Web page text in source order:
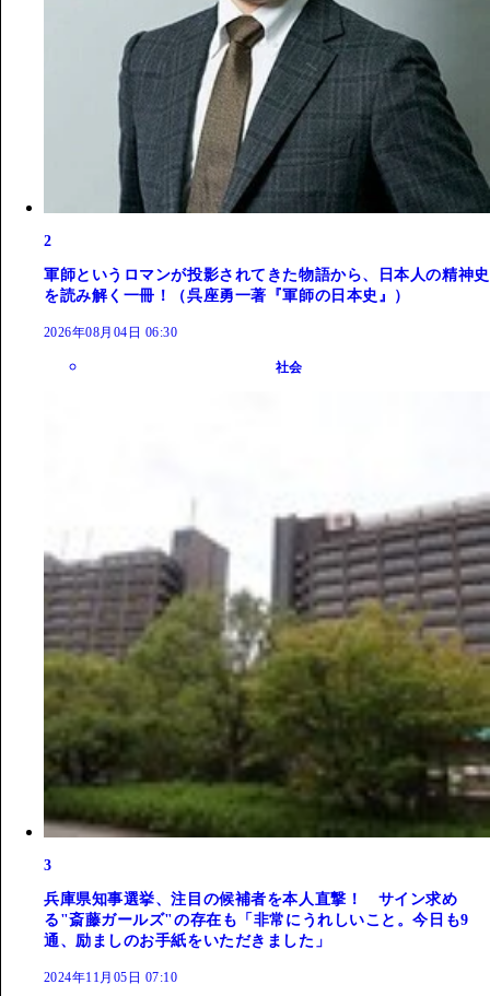
2
軍師というロマンが投影されてきた物語から、日本人の精神史
を読み解く一冊！（呉座勇一著『軍師の日本史』）
2026年08月04日 06:30
社会
3
兵庫県知事選挙、注目の候補者を本人直撃！ サイン求め
る"斎藤ガールズ"の存在も「非常にうれしいこと。今日も9
通、励ましのお手紙をいただきました」
2024年11月05日 07:10